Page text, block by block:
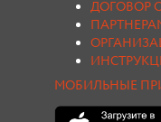
ДОГОВОР
МОБИЛЬНЫЕ